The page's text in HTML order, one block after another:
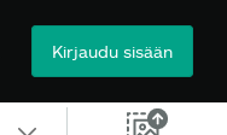
Kirjaudu sisään